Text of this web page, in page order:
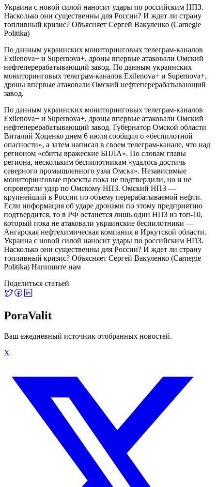
Украина с новой силой наносит удары по российским НПЗ.
Насколько они существенны для России? И ждет ли страну
топливный кризис? Объясняет Сергей Вакуленко (Carnegie
Politika)
По данным украинских мониторинговых телеграм-каналов
Exilenova+ и Supernova+, дроны впервые атаковали Омский
нефтеперерабатывающий завод. По данным украинских
мониторинговых телеграм-каналов Exilenova+ и Supernova+,
дроны впервые атаковали Омский нефтеперерабатывающий
завод.
По данным украинских мониторинговых телеграм-каналов
Exilenova+ и Supernova+, дроны впервые атаковали Омский
нефтеперерабатывающий завод. Губернатор Омской области
Виталий Хоценко днем 6 июля сообщил о «беспилотной
опасности», а затем написал в своем телеграм-канале, что над
регионом «сбиты вражеские БПЛА». По словам главы
региона, нескольким беспилотникам «удалось достичь
северного промышленного узла Омска». Независимые
мониторинговые проекты пока не подтвердили, но и не
опровергли удар по Омскому НПЗ. Омский НПЗ —
крупнейший в России по объему перерабатываемой нефти.
Если информация об ударе дронами по этому предприятию
подтвердится, то в РФ останется лишь один НПЗ из топ-10,
который пока не атаковали украинские беспилотники —
Ангарская нефтехимическая компания в Иркутской области.
Украина с новой силой наносит удары по российским НПЗ.
Насколько они существенны для России? И ждет ли страну
топливный кризис? Объясняет Сергей Вакуленко (Carnegie
Politika) Напишите нам
Поделиться статьей
PoraValit
Ваш ежедневный источник отобранных новостей.
X